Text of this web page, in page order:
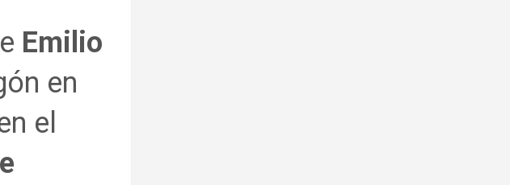
Emilio
en
el